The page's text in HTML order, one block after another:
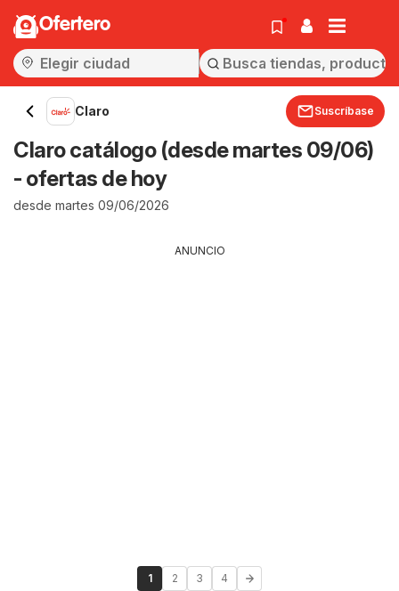
Ofertero
Claro Suscríbase
Claro catálogo (desde martes 09/06)
- ofertas de hoy
desde martes 09/06/2026
ANUNCIO
1 2 3 4